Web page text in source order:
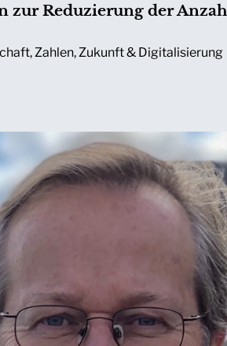
zur Reduzierung der
,Zahlen,Zukunft & Digitalisierung